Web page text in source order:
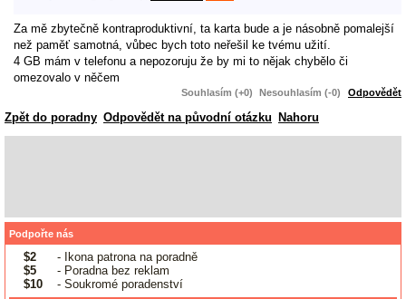
Za mě zbytečně kontraproduktivní, ta karta bude a je násobně pomalejší
než paměť samotná, vůbec bych toto neřešil ke tvému užití.
4 GB mám v telefonu a nepozoruju že by mi to nějak chybělo či
omezovalo v něčem
Souhlasím (+0) Nesouhlasím (-0) Odpovědět
Zpět do poradny Odpovědět na původní otázku Nahoru
Podpořte nás
$2
- Ikona patrona na poradně
$5
- Poradna bez reklam
$10
- Soukromé poradenství